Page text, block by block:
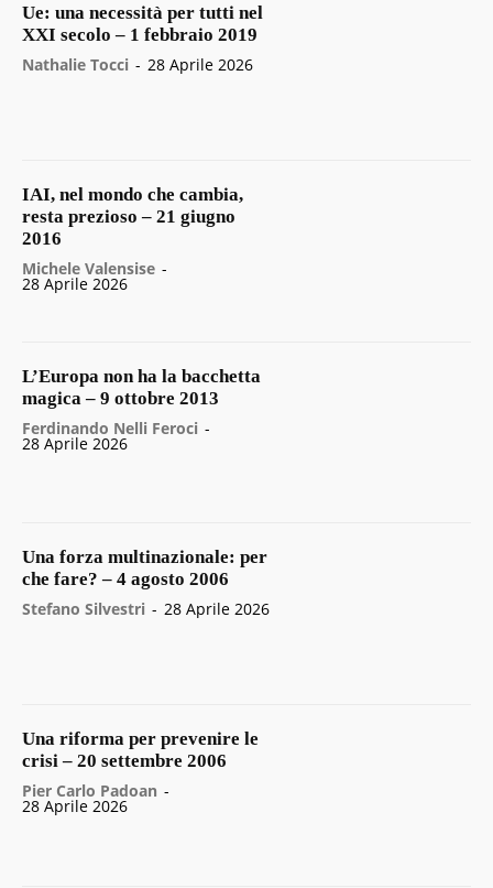
Ue: una necessità per tutti nel
XXI secolo – 1 febbraio 2019
Nathalie Tocci - 28 Aprile 2026
IAI, nel mondo che cambia,
resta prezioso – 21 giugno
2016
Michele Valensise -
28 Aprile 2026
L’Europa non ha la bacchetta
magica – 9 ottobre 2013
Ferdinando Nelli Feroci -
28 Aprile 2026
Una forza multinazionale: per
che fare? – 4 agosto 2006
Stefano Silvestri - 28 Aprile 2026
Una riforma per prevenire le
crisi – 20 settembre 2006
Pier Carlo Padoan -
28 Aprile 2026